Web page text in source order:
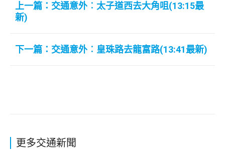
上一篇：交通意外︰太子道西去大角咀(13:15最
新)
下一篇：交通意外︰皇珠路去龍富路(13:41最新)
更多交通新聞